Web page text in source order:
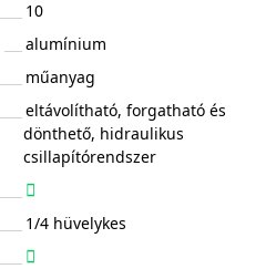
10
alumínium
műanyag
eltávolítható, forgatható és
dönthető, hidraulikus
csillapítórendszer
1/4 hüvelykes